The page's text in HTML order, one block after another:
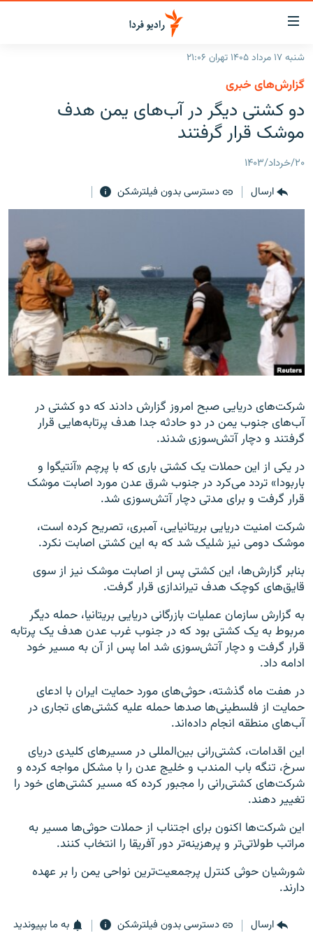
لینک‌های
قابلیت
دسترسی
بازگشت
بازگشت
منوی
اصلی
رفتن
صفحه
جستجو
ایران
جهان
برنامه‌های رادیویی
پادکست
چندرسانه‌ای
گزارش‌های ویدئویی
English
به ما بپیوندید
شنبه ۱۷ مرداد ۱۴۰۵ تهران ۲۱:۰۶
گزارش‌های خبری
دو کشتی دیگر در آب‌های یمن هدف
موشک قرار گرفتند
۲۰/خرداد/۱۴۰۳
ارسال
دسترسی بدون فیلترشکن
شرکت‌های دریایی صبح امروز گزارش دادند که دو کشتی در
آب‌های جنوب یمن در دو حادثه جدا هدف پرتابه‌هایی قرار
گرفتند و دچار آتش‌سوزی شدند.
در یکی از این حملات یک کشتی باری که با پرچم «آنتیگوا و
باربودا» تردد می‌کرد در جنوب شرق عدن مورد اصابت موشک
قرار گرفت و برای مدتی دچار آتش‌سوزی شد.
شرکت امنیت دریایی بریتانیایی، آمبری، تصریح کرده است،
موشک دومی نیز شلیک شد که به این کشتی اصابت نکرد.
بنابر گزارش‌ها، این کشتی پس از اصابت موشک نیز از سوی
قایق‌های کوچک هدف تیراندازی قرار گرفت.
به گزارش سازمان عملیات بازرگانی دریایی بریتانیا، حمله دیگر
مربوط به یک کشتی بود که در جنوب غرب عدن هدف یک پرتابه
قرار گرفت و دچار آتش‌سوزی شد اما پس از آن به مسیر خود
ادامه داد.
در هفت ماه گذشته، حوثی‌های مورد حمایت ایران با ادعای
حمایت از فلسطینی‌ها صدها حمله علیه کشتی‌های تجاری در
آب‌های منطقه انجام داده‌اند.
این اقدامات، کشتی‌رانی بین‌المللی در مسیرهای کلیدی دریای
سرخ، تنگه باب المندب و خلیج عدن را با مشکل مواجه کرده و
شرکت‌های کشتی‌رانی را مجبور کرده که مسیر کشتی‌های خود را
تغییر دهند.
این شرکت‌ها اکنون برای اجتناب از حملات حوثی‌ها مسیر به
مراتب طولاتی‌تر و پرهزینه‌تر دور آفریقا را انتخاب کنند.
شورشیان حوثی کنترل پرجمعیت‌ترین نواحی یمن را بر عهده
دارند.
ارسال دسترسی بدون فیلترشکن به ما بپیوندید